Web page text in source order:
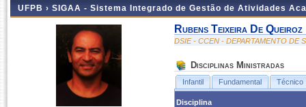
UFPB › SIGAA - Sistema Integrado de Gestão de Atividades
Rubens Teixeira De Queiroz
DSIE - CCEN - DEPARTAMENTO DE
Disciplinas Ministradas
Infantil Fundamental Técnico
Disciplina